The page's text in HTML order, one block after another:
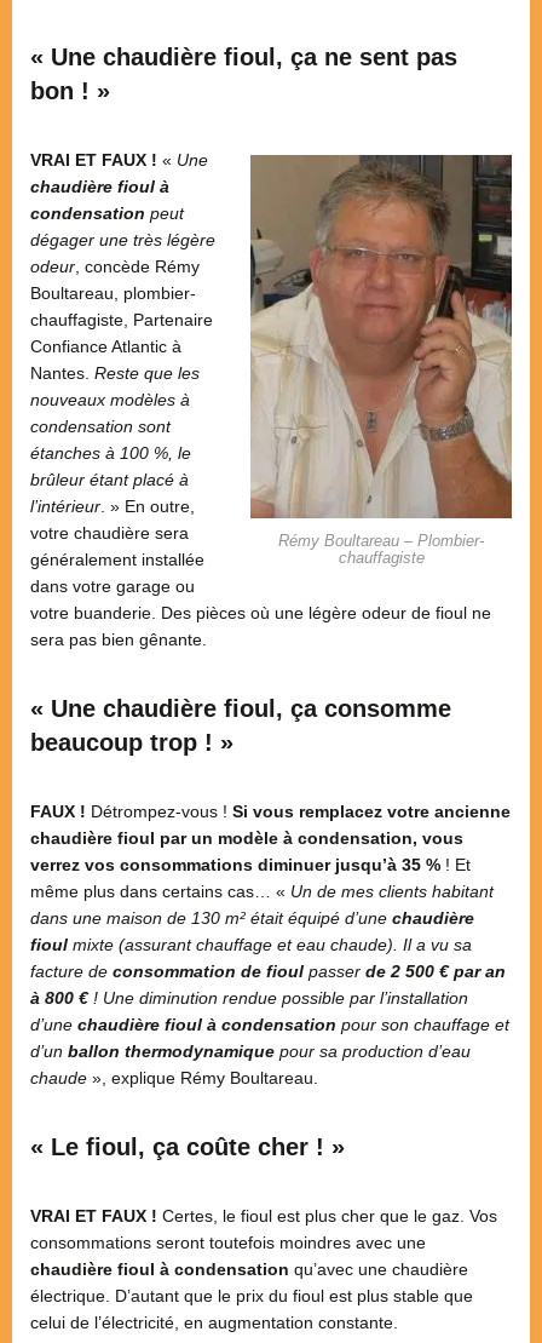
« Une chaudière fioul, ça ne sent pas
bon ! »
Rémy Boultareau – Plombier-
chauffagiste
VRAI ET FAUX ! « Une
chaudière fioul à
condensation peut
dégager une très légère
odeur , concède Rémy
Boultareau, plombier-
chauffagiste, Partenaire
Confiance Atlantic à
Nantes. Reste que les
nouveaux modèles à
condensation sont
étanches à 100 %, le
brûleur étant placé à
l’intérieur . » En outre,
votre chaudière sera
généralement installée
dans votre garage ou
votre buanderie. Des pièces où une légère odeur de fioul ne
sera pas bien gênante.
« Une chaudière fioul, ça consomme
beaucoup trop ! »
FAUX ! Détrompez-vous ! Si vous remplacez votre ancienne
chaudière fioul par un modèle à condensation, vous
verrez vos consommations diminuer jusqu’à 35 % ! Et
même plus dans certains cas… « Un de mes clients habitant
dans une maison de 130 m² était équipé d’une chaudière
fioul mixte (assurant chauffage et eau chaude). Il a vu sa
facture de consommation de fioul passer de 2 500 € par an
à 800 €! Une diminution rendue possible par l’installation
d’une chaudière fioul à condensation pour son chauffage et
d’un ballon thermodynamique pour sa production d’eau
chaude », explique Rémy Boultareau.
« Le fioul, ça coûte cher ! »
VRAI ET FAUX ! Certes, le fioul est plus cher que le gaz. Vos
consommations seront toutefois moindres avec une
chaudière fioul à condensation qu’avec une chaudière
électrique. D’autant que le prix du fioul est plus stable que
celui de l’électricité, en augmentation constante.